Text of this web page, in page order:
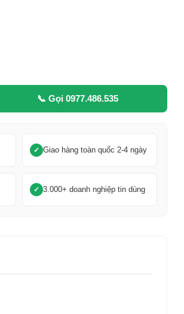
📞 Gọi 0977.486.535
Giao hàng toàn quốc 2-4 ngày
3.000+ doanh nghiệp tin dùng